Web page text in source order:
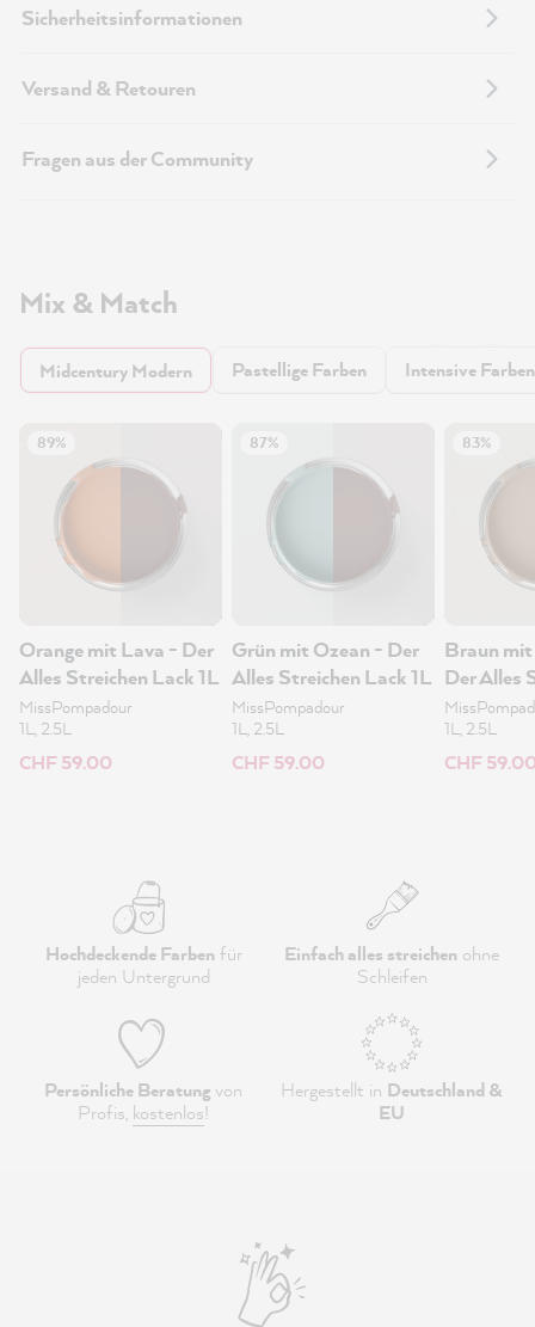
Sicherheitsinformationen
Versand & Retouren
Fragen aus der Community
Mix & Match
Midcentury Modern Pastellige Farben Intensive Farben
89%
Orange mit Lava - Der
Alles Streichen Lack 1L
MissPompadour
1L, 2.5L
CHF 59.00
87%
Grün mit Ozean - Der
Alles Streichen Lack 1L
MissPompadour
1L, 2.5L
CHF 59.00
83%
Braun
Der Alles
Lack 1L
1L, 2.5L
CHF
Hochdeckende Farbenfür
jeden Untergrund
Einfach alles streichen ohne
Schleifen
Persönliche Beratungvon
Profis, kostenlos!
Hergestellt in Deutschland &
EU